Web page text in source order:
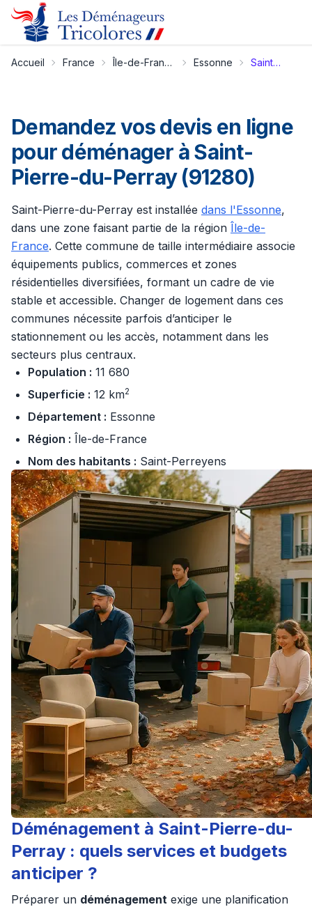
Accueil France Île-de-France Essonne Saint-Pierre-du-Perray
Demandez vos devis en ligne
pour déménager à Saint-
Pierre-du-Perray (91280)
Saint-Pierre-du-Perray est installée dans l'Essonne,
dans une zone faisant partie de la région Île-de-
France. Cette commune de taille intermédiaire associe
équipements publics, commerces et zones
résidentielles diversifiées, formant un cadre de vie
stable et accessible. Changer de logement dans ces
communes nécessite parfois d’anticiper le
stationnement ou les accès, notamment dans les
secteurs plus centraux.
Population : 11 680
Superficie : 12 km2
Département : Essonne
Région : Île-de-France
Nom des habitants : Saint-Perreyens
Déménagement à Saint-Pierre-du-
Perray : quels services et budgets
anticiper ?
Préparer un déménagement exige une planification